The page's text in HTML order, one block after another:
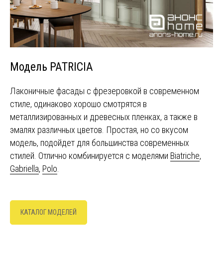
Модель PATRICIA
Лаконичные фасады с фрезеровкой в современном
стиле, одинаково хорошо смотрятся в
металлизированных и древесных пленках, а также в
эмалях различных цветов. Простая, но со вкусом
модель, подойдет для большинства современных
стилей. Отлично комбинируется с моделями Biatriche,
Gabriella, Polo
КАТАЛОГ МОДЕЛЕЙ